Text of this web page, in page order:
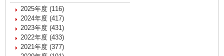
2025年度 (116)
2024年度 (417)
2023年度 (431)
2022年度 (433)
2021年度 (377)